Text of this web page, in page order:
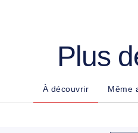
Plus
À découvrir Même